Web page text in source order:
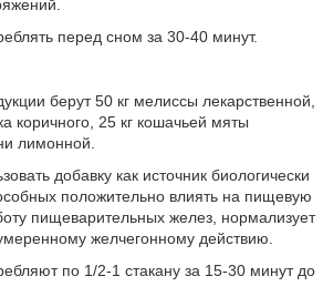
перед сном за 30-40 минут.
берут 50 кг мелиссы лекарственной,
коричного, 25 кг кошачьей мяты
лимонной.
добавку как источник биологически
положительно влиять на пищевую
пищеварительных желез, нормализует
желчегонному действию.
по 1/2-1 стакану за 15-30 минут до